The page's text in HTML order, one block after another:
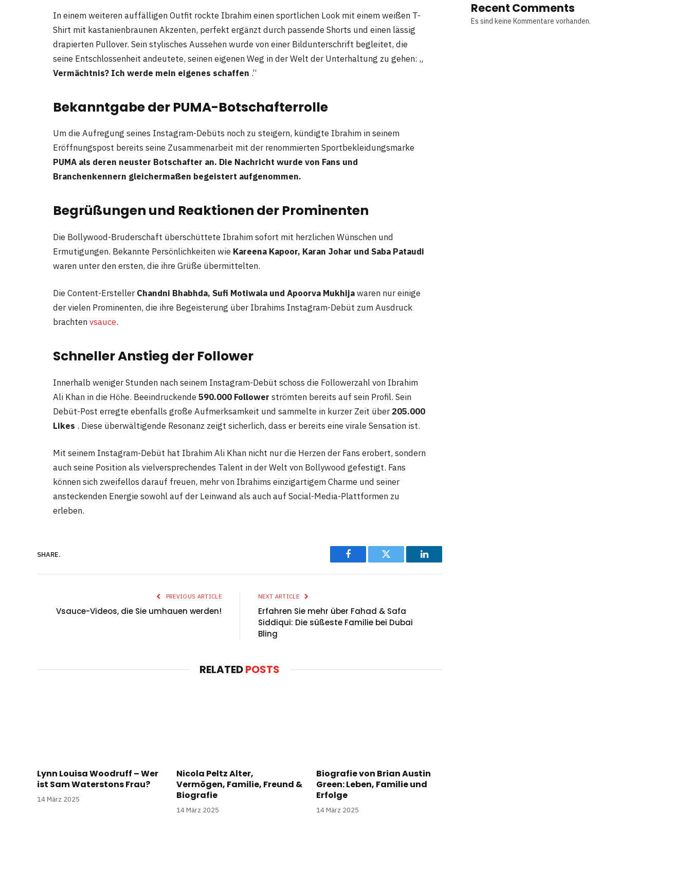
In einem weiteren auffälligen Outfit rockte Ibrahim einen sportlichen Look mit einem weißen T-
Shirt mit kastanienbraunen Akzenten, perfekt ergänzt durch passende Shorts und einen lässig
drapierten Pullover. Sein stylisches Aussehen wurde von einer Bildunterschrift begleitet, die
seine Entschlossenheit andeutete, seinen eigenen Weg in der Welt der Unterhaltung zu gehen: „
Vermächtnis? Ich werde mein eigenes schaffen .“
Bekanntgabe der PUMA-Botschafterrolle
Um die Aufregung seines Instagram-Debüts noch zu steigern, kündigte Ibrahim in seinem
Eröffnungspost bereits seine Zusammenarbeit mit der renommierten Sportbekleidungsmarke
PUMA als deren neuster Botschafter an. Die Nachricht wurde von Fans und
Branchenkennern gleichermaßen begeistert aufgenommen.
Begrüßungen und Reaktionen der Prominenten
Die Bollywood-Bruderschaft überschüttete Ibrahim sofort mit herzlichen Wünschen und
Ermutigungen. Bekannte Persönlichkeiten wie Kareena Kapoor, Karan Johar und Saba Pataudi
waren unter den ersten, die ihre Grüße übermittelten.
Die Content-ErstellerChandni Bhabhda, Sufi Motiwala und Apoorva Mukhijawaren nur einige
der vielen Prominenten, die ihre Begeisterung über Ibrahims Instagram-Debüt zum Ausdruck
brachtenvsauce.
Schneller Anstieg der Follower
Innerhalb weniger Stunden nach seinem Instagram-Debüt schoss die Followerzahl von Ibrahim
Ali Khan in die Höhe. Beeindruckende 590.000 Follower strömten bereits auf sein Profil. Sein
Debüt-Post erregte ebenfalls große Aufmerksamkeit und sammelte in kurzer Zeit über205.000
Likes . Diese überwältigende Resonanz zeigt sicherlich, dass er bereits eine virale Sensation ist.
Mit seinem Instagram-Debüt hat Ibrahim Ali Khan nicht nur die Herzen der Fans erobert, sondern
auch seine Position als vielversprechendes Talent in der Welt von Bollywood gefestigt. Fans
können sich zweifellos darauf freuen, mehr von Ibrahims einzigartigem Charme und seiner
ansteckenden Energie sowohl auf der Leinwand als auch auf Social-Media-Plattformen zu
erleben.
SHARE.
Facebook Twitter LinkedIn
PREVIOUS ARTICLE
Vsauce-Videos, die Sie umhauen werden!
NEXT ARTICLE
Erfahren Sie mehr über Fahad & Safa
Siddiqui: Die süßeste Familie bei Dubai
Bling
RELATEDPOSTS
Lynn Louisa Woodruff – Wer
ist Sam Waterstons Frau?
14 März 2025
Nicola Peltz Alter,
Vermögen, Familie, Freund &
Biografie
14 März 2025
Biografie von Brian Austin
Green: Leben, Familie und
Erfolge
14 März 2025
Recent Comments
Es sind keine Kommentare vorhanden.